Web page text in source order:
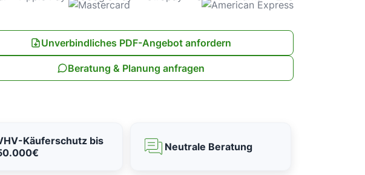
Unverbindliches PDF-Angebot anfordern
Beratung & Planung anfragen
Käuferschutz bis
Neutrale Beratung